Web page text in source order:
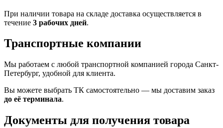
При наличии товара на складе доставка осуществляется в
течение 3 рабочих дней.
Транспортные компании
Мы работаем с любой транспортной компанией города Санкт-
Петербург, удобной для клиента.
Вы можете выбрать ТК самостоятельно — мы доставим заказ
до её терминала.
Документы для получения товара